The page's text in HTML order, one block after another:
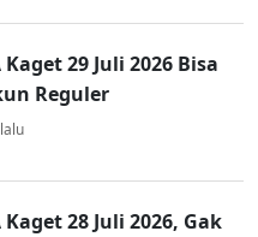
29 Juli 2026 Bisa
Reguler
28 Juli 2026, Gak